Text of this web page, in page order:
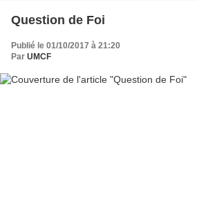
Question de Foi
Publié le 01/10/2017 à 21:20
Par UMCF